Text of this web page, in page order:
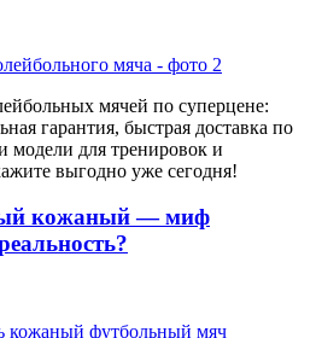
мячей по суперцене:
гарантия, быстрая доставка по
модели для тренировок и
выгодно уже сегодня!
кожаный — миф